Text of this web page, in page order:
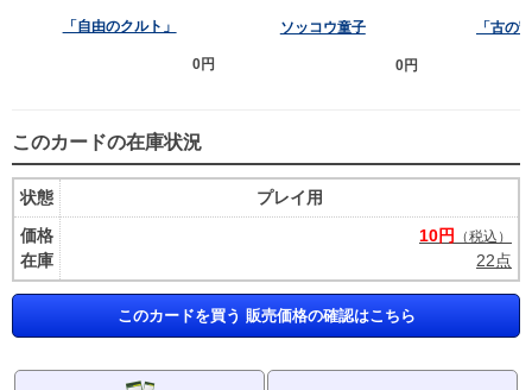
「自由のクルト」
0円
ソッコウ童子
0円
「古の
このカードの在庫状況
状態
価格
在庫
プレイ用
10円
（税込）
22点
このカードを買う 販売価格の確認はこちら